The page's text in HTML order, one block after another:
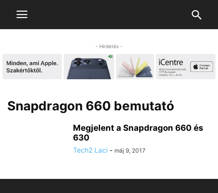
- Hirdetés -
Snapdragon 660 bemutató
Megjelent a Snapdragon 660 és
630
Tech2 Laci - máj 9, 2017